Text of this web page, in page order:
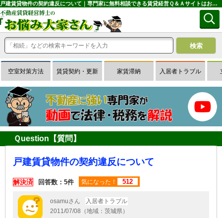
戸建賃貸物件の契約違反について｜専門家に無料相談できる賃貸経営Ｑ＆Ａサイトはお悩み大家さん
空室対策方法 賃貸契約・更新 家賃滞納 入居者トラブル
Ｑuestion【質問】
戸建賃貸物件の契約違反について
解決済 回答数：5件 気になった！ 512
osamuさん
入居者トラブル
2011/07/08（地域：茨城県）